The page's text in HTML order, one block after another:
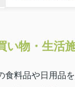
い物・生活
食料品や日用品